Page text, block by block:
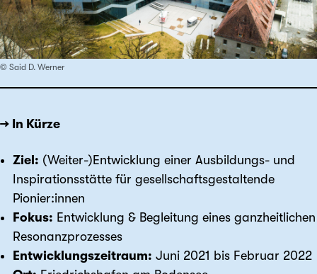
© Said D. Werner
→ In Kürze
Ziel: (Weiter-)Entwicklung einer Ausbildungs- und
Inspirationsstätte für gesellschaftsgestaltende
Pionier:innen
Fokus: Entwicklung & Begleitung eines ganzheitlichen
Resonanzprozesses
Entwicklungszeitraum: Juni 2021 bis Februar 2022